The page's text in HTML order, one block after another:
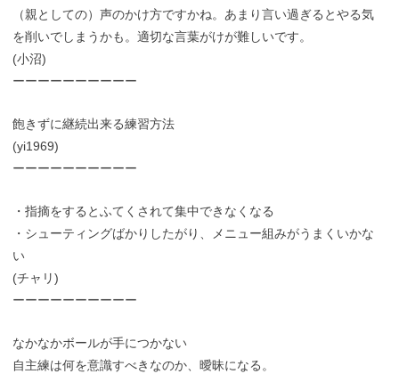
（親としての）声のかけ方ですかね。あまり言い過ぎるとやる気
を削いでしまうかも。適切な言葉がけが難しいです。
(小沼)
ーーーーーーーーーー
飽きずに継続出来る練習方法
(yi1969)
ーーーーーーーーーー
・指摘をするとふてくされて集中できなくなる
・シューティングばかりしたがり、メニュー組みがうまくいかな
い
(チャリ)
ーーーーーーーーーー
なかなかボールが手につかない
自主練は何を意識すべきなのか、曖昧になる。